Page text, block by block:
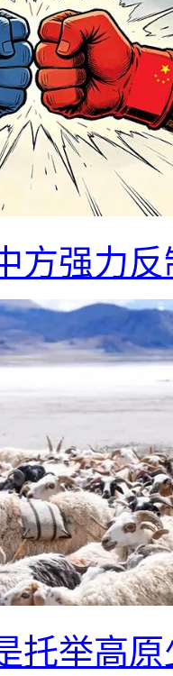
方强力
托举高